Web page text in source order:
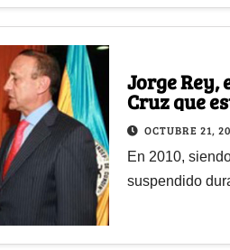
Jorge Rey,
Cruz que
OCTUBRE 21,
En 2010,
suspendido